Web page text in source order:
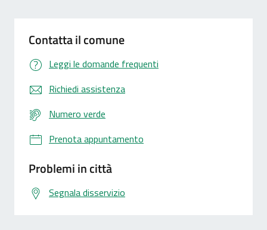
Contatta il comune
Leggi le domande frequenti
Richiedi assistenza
Numero verde
Prenota appuntamento
Problemi in città
Segnala disservizio